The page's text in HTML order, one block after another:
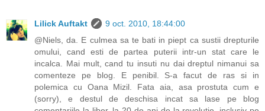
Lilick Auftakt
9 oct. 2010, 18:44:00
@Niels, da. E culmea sa te bati in piept ca sustii drepturile
omului, cand esti de partea puterii intr-un stat care le
incalca. Mai mult, cand tu insuti nu dai dreptul nimanui sa
comenteze pe blog. E penibil. S-a facut de ras si in
polemica cu Oana Mizil. Fata aia, asa prostuta cum e
(sorry), e destul de deschisa incat sa lase pe blog